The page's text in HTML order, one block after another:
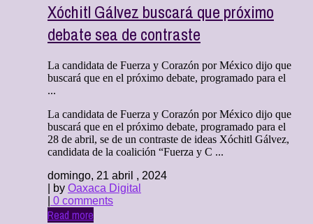
Xóchitl Gálvez buscará que próximo
debate sea de contraste
La candidata de Fuerza y Corazón por México dijo que
buscará que en el próximo debate, programado para el
...
La candidata de Fuerza y Corazón por México dijo que
buscará que en el próximo debate, programado para el
28 de abril, se de un contraste de ideas Xóchitl Gálvez,
candidata de la coalición “Fuerza y C ...
domingo, 21 abril , 2024
| by Oaxaca Digital
0 comments
Read more